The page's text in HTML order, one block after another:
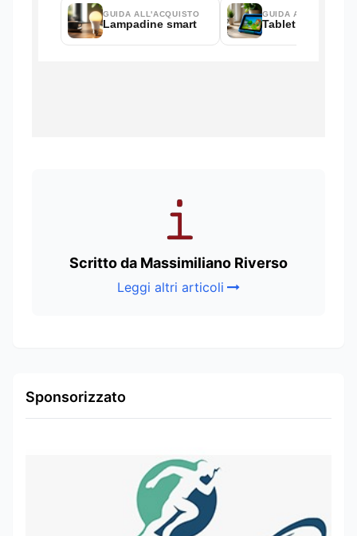
Scritto da Massimiliano Riverso
Leggi altri articoli
Sponsorizzato